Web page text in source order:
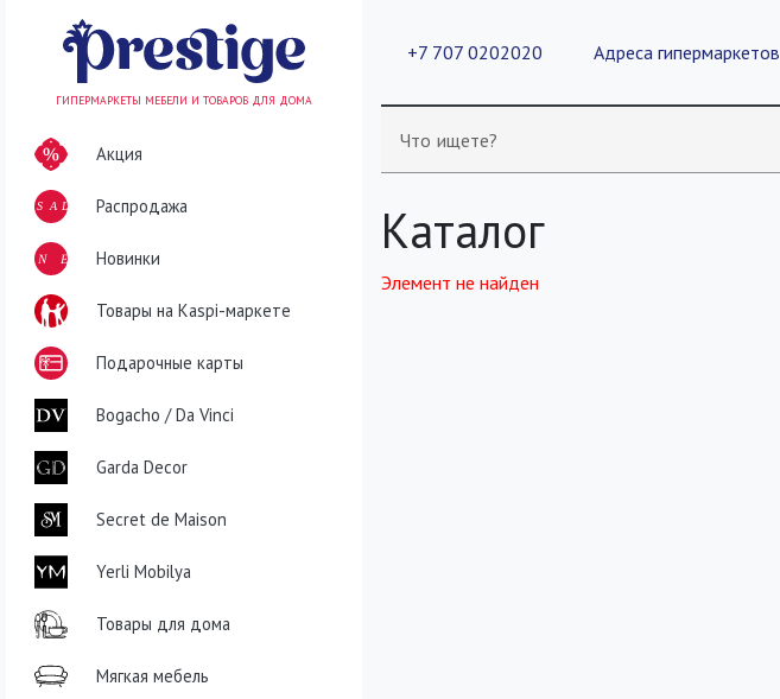
+7 707 0202020 Адреса гипермаркетов
Что ищете?
ГИПЕРМАРКЕТЫ МЕБЕЛИ И ТОВАРОВ ДЛЯ ДОМА
Акция
SALE Распродажа
NEWНовинки
Товары на Kaspi-маркете
Подарочные карты
Bogacho / Da Vinci
Garda Decor
Secret de Maison
Yerli Mobilya
Товары для дома
Мягкая мебель
Каталог
Элемент не найден